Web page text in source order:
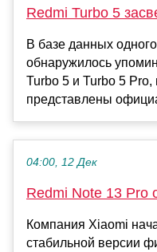
Redmi Turbo 5
В базе данных
обнаружилось
Turbo 5 и Turbo 5
представлены
04:00, 12 Дек
Redmi Note 13 Pro
Компания Xiaomi
стабильной версии